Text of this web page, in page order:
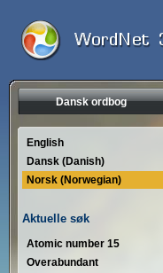
Dansk ordbog
English
Dansk (Danish)
Norsk (Norwegian)
Aktuelle søk
Atomic number 15
Overabundant